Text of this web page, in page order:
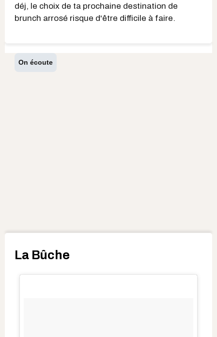
déj, le choix de ta prochaine destination de
brunch arrosé risque d'être difficile à faire.
On écoute
La Bûche